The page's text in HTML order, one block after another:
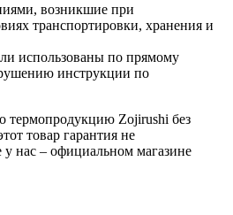
возникшие при
транспортировки, хранения и
использованы по прямому
инструкции по
термопродукцию Zojirushi без
товар гарантия не
у нас – официальном магазине